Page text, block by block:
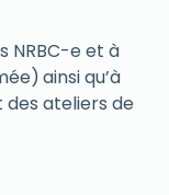
NRBC-e et à
ainsi qu’à
des ateliers de